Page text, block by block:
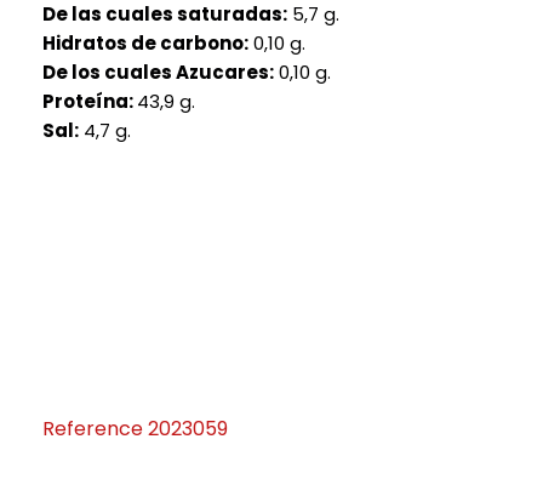
De las cuales saturadas: 5,7 g.
Hidratos de carbono:0,10 g.
De los cuales Azucares:0,10 g.
Proteína:43,9 g.
Sal: 4,7 g.
Reference2023059